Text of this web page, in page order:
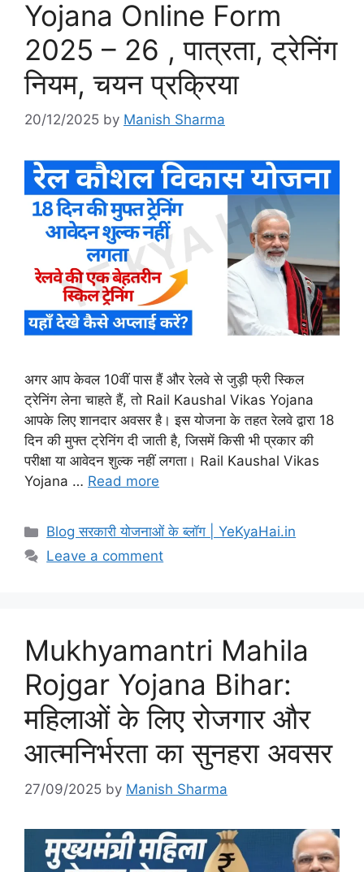
Yojana Online Form
2025 – 26 , पात्रता, ट्रेनिंग
नियम, चयन प्रक्रिया
20/12/2025 by Manish Sharma
अगर आप केवल 10वीं पास हैं और रेलवे से जुड़ी फ्री स्किल
ट्रेनिंग लेना चाहते हैं, तो Rail Kaushal Vikas Yojana
आपके लिए शानदार अवसर है। इस योजना के तहत रेलवे द्वारा 18
दिन की मुफ्त ट्रेनिंग दी जाती है, जिसमें किसी भी प्रकार की
परीक्षा या आवेदन शुल्क नहीं लगता। Rail Kaushal Vikas
Yojana … Read more
Blog सरकारी योजनाओं के ब्लॉग | YeKyaHai.in
Leave a comment
Mukhyamantri Mahila
Rojgar Yojana Bihar:
महिलाओं के लिए रोजगार और
आत्मनिर्भरता का सुनहरा अवसर
27/09/2025 by Manish Sharma